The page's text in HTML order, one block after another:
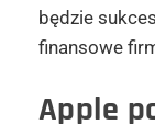
będzie
finansowe
Apple